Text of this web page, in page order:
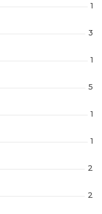
1
3
1
5
1
1
2
2